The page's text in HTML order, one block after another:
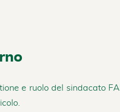
e ruolo del sindacato FAI